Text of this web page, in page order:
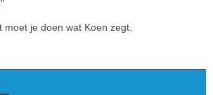
moet je doen wat Koen zegt.